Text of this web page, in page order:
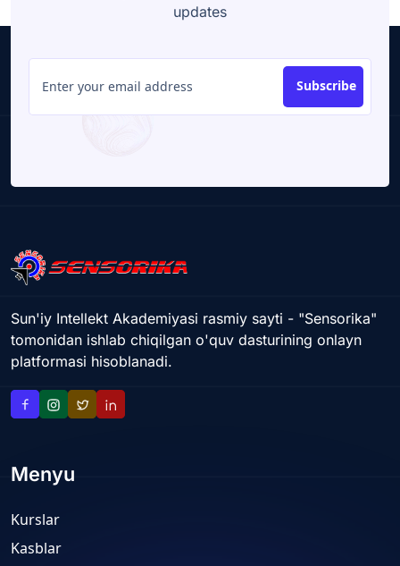
updates
Subscribe
Sun'iy Intellekt Akademiyasi rasmiy sayti - "Sensorika"
tomonidan ishlab chiqilgan o'quv dasturining onlayn
platformasi hisoblanadi.
Menyu
Kurslar
Kasblar